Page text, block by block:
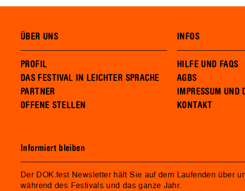
ÜBER UNS
PROFIL
DAS FESTIVAL IN LEICHTER SPRACHE
PARTNER
OFFENE STELLEN
INFOS
HILFE UND FAQS
AGBS
IMPRESSUM UND
KONTAKT
Informiert bleiben
Der DOK.fest Newsletter hält Sie auf dem Laufenden über
während des Festivals und das ganze Jahr.